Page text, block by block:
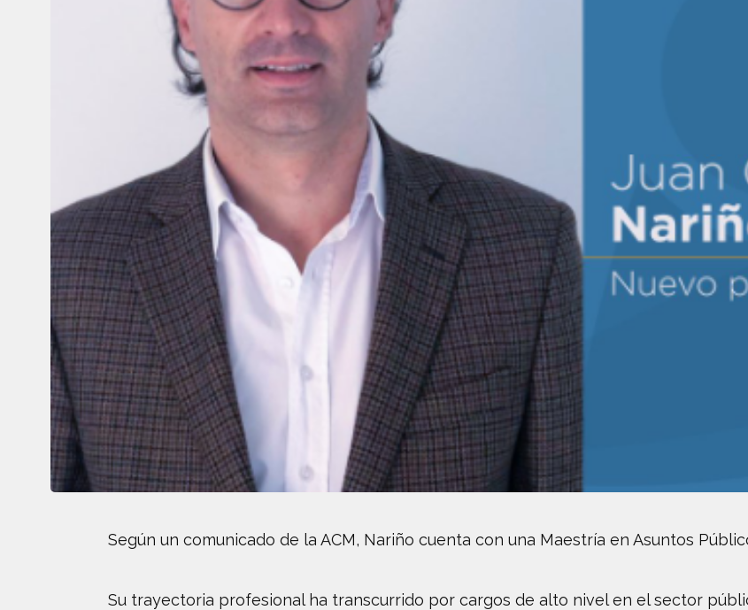
Según un comunicado de la ACM, Nariño cuenta con una Maestría en Asuntos
Su trayectoria profesional ha transcurrido por cargos de alto nivel en el sector